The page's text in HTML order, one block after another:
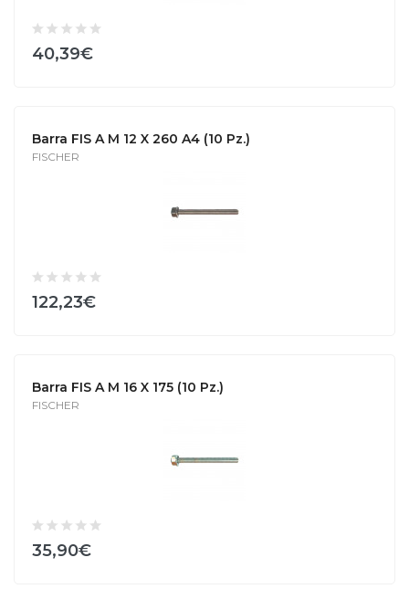
40,39€
Barra FIS A M 12 X 260 A4 (10 Pz.)
FISCHER
122,23€
Barra FIS A M 16 X 175 (10 Pz.)
FISCHER
35,90€